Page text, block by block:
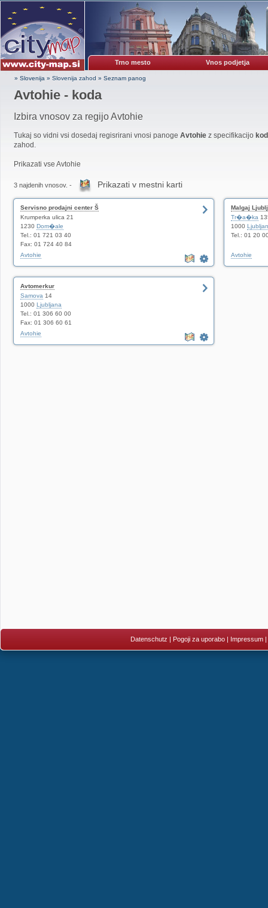
Trno mesto Vnos podjetja
» Slovenija » Slovenija zahod » Seznam panog
Avtohie - koda
Izbira vnosov za regijo Avtohie
Tukaj so vidni vsi dosedaj regisrirani vnosi panoge Avtohie z specifikacijo
zahod.
Prikazati vse Avtohie
3 najdenih vnosov. - Prikazati v mestni karti
Servisno prodajni center Š
Krumperka ulica 21
1230 Dom�ale
Tel.: 01 721 03 40
Fax: 01 724 40 84
Avtohie
Malgaj
Tr�a�ka
1000
Tel.: 01 20
Avtohie
Avtomerkur
Samova 14
1000 Ljubljana
Tel.: 01 306 60 00
Fax: 01 306 60 61
Avtohie
Datenschutz | Pogoji za uporabo| Impressum|